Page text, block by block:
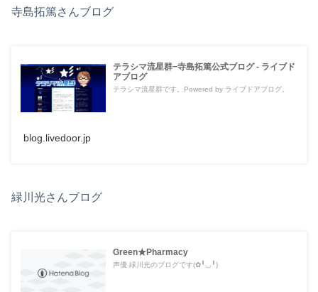
寺島拓篤さんブログ
テラシマ流星群−寺島拓篤公式ブログ - ライブド
アブログ
テラシマ流星群です。Powered by ライブドアブログ。
blog.livedoor.jp
緑川光さんブログ
Green★Pharmacy
声優 緑川光のブログです(✿╹◡╹)